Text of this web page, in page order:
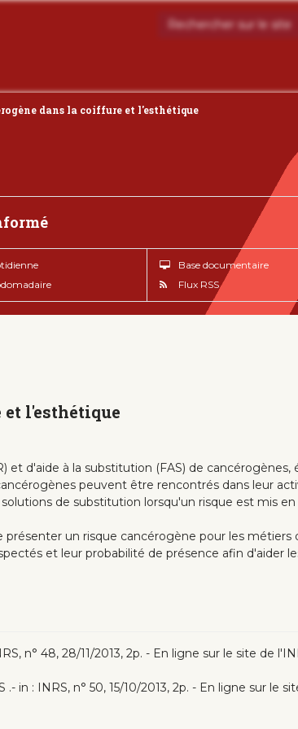
dans la coiffure et l'esthétique
Base documentaire
Flux RSS
l'esthétique
d'aide à la substitution (FAS) de cancérogènes,
peuvent être rencontrés dans leur
de substitution lorsqu'un risque est mis en
un risque cancérogène pour les métiers
et leur probabilité de présence afin d'aider
n° 48, 28/11/2013, 2p. - En ligne sur le site de
.- in : INRS, n° 50, 15/10/2013, 2p. - En ligne sur le